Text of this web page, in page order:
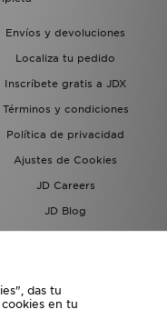
Envíos y devoluciones
Localiza tu pedido
Inscríbete gratis a JDX
Términos y condiciones
Política de privacidad
Ajustes de Cookies
JD Careers
JD Blog
das tu
en tu